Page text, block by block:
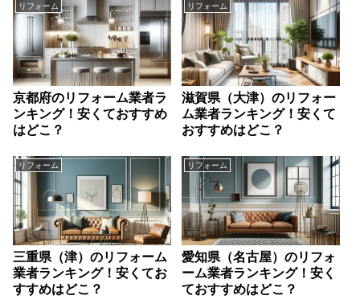
リフォーム
京都府のリフォーム業者ラ
ンキング！安くておすすめ
はどこ？
リフォーム
滋賀県（大津）のリフォー
ム業者ランキング！安くて
おすすめはどこ？
リフォーム
三重県（津）のリフォーム
業者ランキング！安くてお
すすめはどこ？
リフォーム
愛知県（名古屋）のリフォ
ーム業者ランキング！安く
ておすすめはどこ？